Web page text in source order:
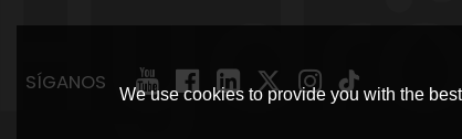
SÍGANOS
We use cookies to provide you with the